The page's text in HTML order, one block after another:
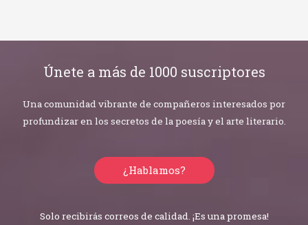
Únete a más de 1000 suscriptores
Una comunidad vibrante de compañeros interesados por
profundizar en los secretos de la poesía y el arte literario.
¿Hablamos?
Solo recibirás correos de calidad. ¡Es una promesa!